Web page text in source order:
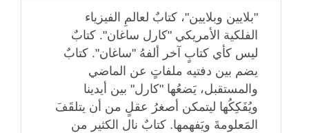
"بلايين وبلايين"، كتابٌ لعالمِ الفيزياء
الفلكية الأمريكي "كارل ساغان". كتابٌ
ليس كأي كتابٍ آخر ألفهُ "ساغان". كتابٌ
يضم بين دفتيه ملفاتٍ عن الماضي
والمستقبل، يَضعُها "كارل" بين أيدينا
ويُفَكِكُها ليتمكن أصغرُ عقلٍ من أن يتلقَفَ
المَعلومةَ ويَفهمها. كتابٌ نال الكثير من